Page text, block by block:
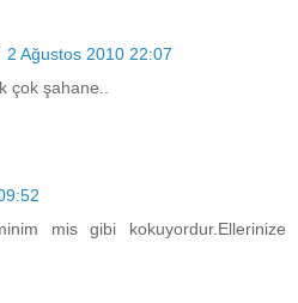
2 Ağustos 2010 22:07
çok şahane..
mis gibi kokuyordur.Ellerinize